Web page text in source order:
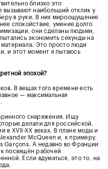
близко это
наибольший отклик у
в руки. В них мироощущение
спокойствие, умение долго
они сделаны людьми,
экономить секунды на
Это просто люди
и этот момент я пытаюсь
эпохой?
В вещах того времени есть
— максимальная
снаряжения. Ищу
делали для российской,
в XVII-XX веках. В плане моды и
McQueen и, к примеру,
Garçons. А недавно во Франции
посвящён рабочей
Если вдуматься, это то, на